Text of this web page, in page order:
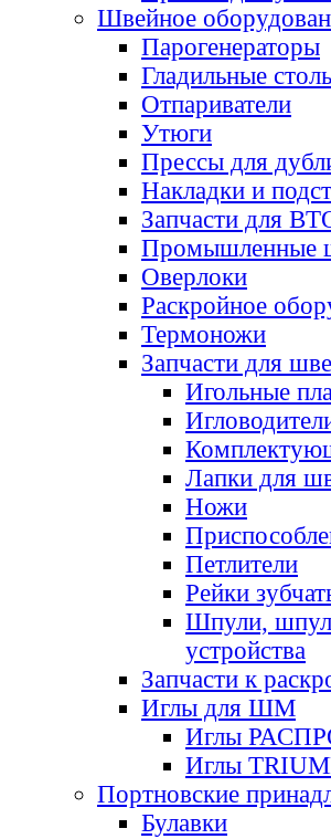
Швейное
Парогенераторы
Гладильные
Отпариватели
Утюги
Прессы для
Накладки и
Запчасти для
Промышленные
Оверлоки
Раскройное
Термоножи
Запчасти для
Игольные
Лапки для
Ножи
Петлители
Рейки
Шпули,
устройства
Запчасти к
Иглы для ШМ
Иглы
Иглы
Портновские
Булавки